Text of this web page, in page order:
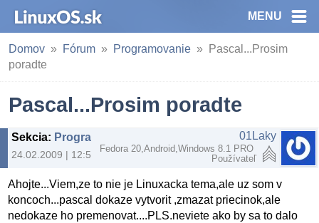
MENU
Domov Fórum Programovanie
Pascal...Prosim
poradte
Pascal...Prosim poradte
Sekcia: Programovanie
24.02.2009 | 12:58
01Laky
Fedora 20,Android,Windows 8.1 PRO
Používateľ
Ahojte...Viem,ze to nie je Linuxacka tema,ale uz som v
koncoch...pascal dokaze vytvorit ,zmazat priecinok,ale
nedokaze ho premenovat....PLS.neviete ako by sa to dalo